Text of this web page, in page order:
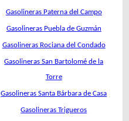
Gasolineras Paterna del Campo
Gasolineras Puebla de Guzmán
Gasolineras Rociana del Condado
Gasolineras San Bartolomé de la
Torre
Gasolineras Santa Bárbara de Casa
Gasolineras Trigueros